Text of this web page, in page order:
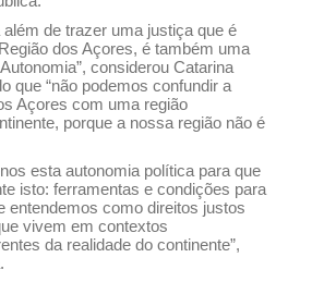
além de trazer uma justiça que é
dos Açores, é também uma
considerou Catarina
que “não podemos confundir a
Açores com uma região
porque a nossa região não é
esta autonomia política para que
isto: ferramentas e condições para
entendemos como direitos justos
vivem em contextos
da realidade do continente”,